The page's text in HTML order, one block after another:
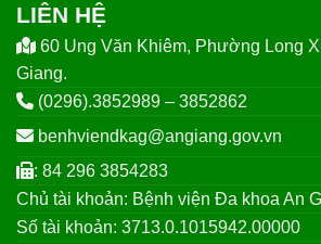
LIÊN HỆ
60 Ung Văn Khiêm, Phường Long
Giang.
(0296).3852989 – 3852862
benhviendkag@angiang.gov.vn
: 84 296 3854283
Chủ tài khoản: Bệnh viện Đa khoa An
Số tài khoản: 3713.0.1015942.00000